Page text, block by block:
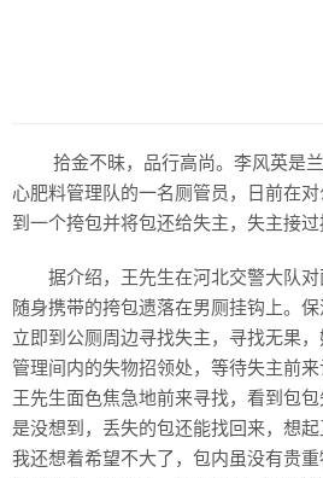
拾金不昧，品行高尚。李风英是
心肥料管理队的一名厕管员，日前在
到一个挎包并将包还给失主，失主接过
据介绍，王先生在河北交警大队
随身携带的挎包遗落在男厕挂钩上。保
立即到公厕周边寻找失主，寻找无果
管理间内的失物招领处，等待失主前
王先生面色焦急地前来寻找，看到包
是没想到，丢失的包还能找回来，想起
我还想着希望不大了，包内虽没有贵